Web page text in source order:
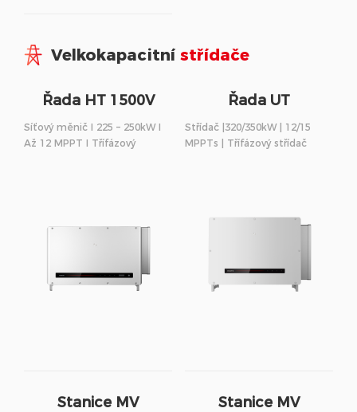
Velkokapacitní střídače
Řada HT 1500V
Síťový měnič I 225 – 250kW I
Až 12 MPPT I Třífázový
Řada UT
Střídač |320/350kW | 12/15
MPPTs | Třífázový střídač
Stanice MV Stanice MV